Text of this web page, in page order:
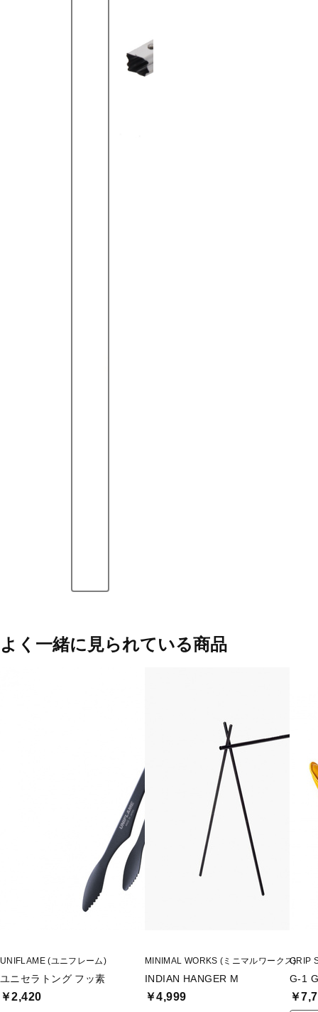
よく一緒に見られている商品
UNIFLAME (ユニフレーム)
ユニセラトング フッ素
￥2,420
MINIMAL WORKS (ミニマルワークス)
INDIAN HANGER M
￥4,999
GRIP
G-1
￥